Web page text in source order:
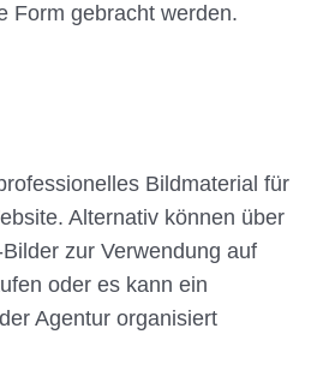
Form gebracht werden.
Bildmaterial für
Alternativ können über
zur Verwendung auf
oder es kann ein
Agentur organisiert